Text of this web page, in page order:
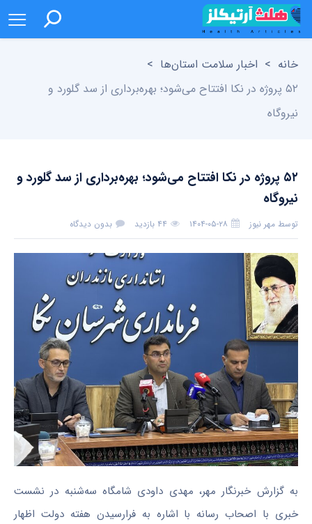
خانه > اخبار سلامت استان‌ها >
۵۲ پروژه در نکا افتتاح می‌شود؛ بهره‌برداری از سد گلورد و
نیروگاه
۵۲ پروژه در نکا افتتاح می‌شود؛ بهره‌برداری از سد گلورد و
نیروگاه
توسط مهر نیوز ۱۴۰۴-۰۵-۲۸ ۴۴ بازدید بدون دیدگاه
به گزارش خبرنگار مهر، مهدی داودی شامگاه سه‌شنبه در نشست
خبری با اصحاب رسانه با اشاره به فرارسیدن هفته دولت اظهار